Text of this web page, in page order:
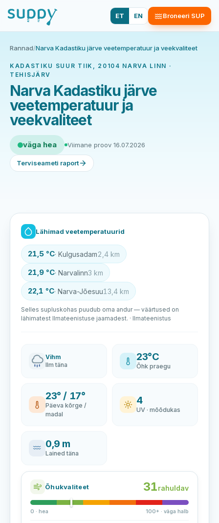
ET EN Broneeri SUP
Rannad/Narva Kadastiku järve veetemperatuur ja veekvaliteet
KADASTIKU SUUR TIIK, 20104 NARVA LINN ·
TEHISJÄRV
Narva Kadastiku järve
veetemperatuur ja
veekvaliteet
väga hea Viimane proov 16.07.2026
Terviseameti raport
Lähimad veetemperatuurid
21,5 °C· Kulgusadam2,4 km
21,9 °C· Narvalinn3 km
22,1 °C· Narva-Jõesuu13,4 km
Selles supluskohas puudub oma andur — väärtused on
lähimatest Ilmateenistuse jaamadest. · Ilmateenistus
Vihm
Ilm täna
23°C
Õhk praegu
23° / 17°
Päeva kõrge /
madal
4
UV · mõõdukas
0,9 m
Lained täna
Õhukvaliteet 31rahuldav
0 · hea 100+ · väga halb